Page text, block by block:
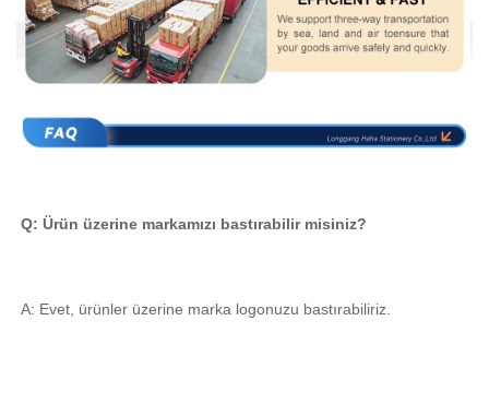
Q: Ürün üzerine markamızı bastırabilir misiniz?
A: Evet, ürünler üzerine marka logonuzu bastırabiliriz.